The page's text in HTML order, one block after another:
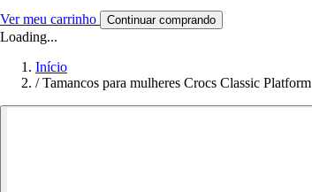
Ver meu carrinho Continuar comprando
Loading...
Início
/ Tamancos para mulheres Crocs Classic Platform